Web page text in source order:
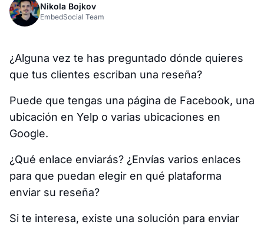
Nikola Bojkov
EmbedSocial Team
¿Alguna vez te has preguntado dónde quieres
que tus clientes escriban una reseña?
Puede que tengas una página de Facebook, una
ubicación en Yelp o varias ubicaciones en
Google.
¿Qué enlace enviarás? ¿Envías varios enlaces
para que puedan elegir en qué plataforma
enviar su reseña?
Si te interesa, existe una solución para enviar